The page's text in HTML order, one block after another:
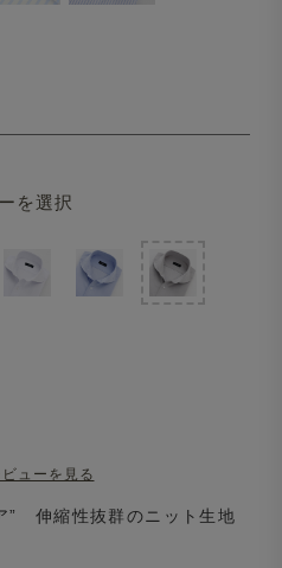
ビューを見る
” 伸縮性抜群のニット生地
を選択